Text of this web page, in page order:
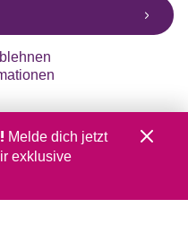
Melde dich jetzt
exklusive